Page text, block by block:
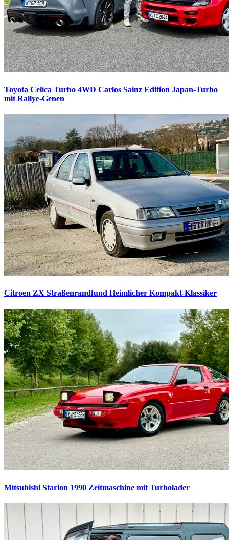
Toyota Celica Turbo 4WD Carlos Sainz Edition Japan-Turbo
mit Rallye-Genen
Citroen ZX Straßenrandfund Heimlicher Kompakt-Klassiker
Mitsubishi Starion 1990 Zeitmaschine mit Turbolader